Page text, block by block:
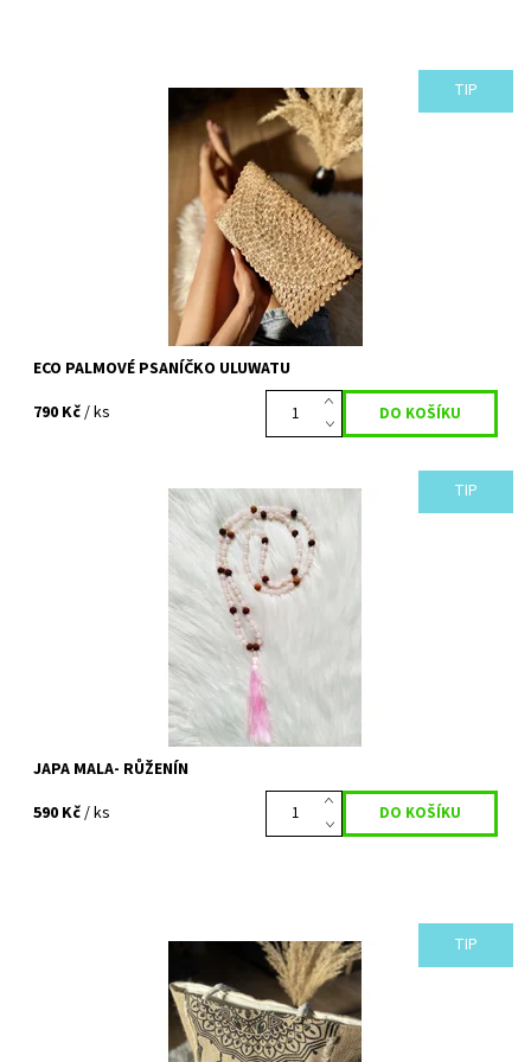
TIP
Trendy letní psaníčko, přírodní béžové barvy, které podtrhne
každý váš outfit. Ruční zpracování dosahuje velmi vysoké kvality
a proces výroby je...
Vyprodáno
ECO PALMOVÉ PSANÍČKO ULUWATU
790 Kč/ ks
TIP
Náhrdelník ve stylu JAPA MALA. Mala je tradiční buddhistická a
hinduistická meditační pomůcka, která je velmi podobná
křesťanskému růženci. Zároveň...
Vyprodáno
JAPA MALA- RŮŽENÍN
590 Kč/ ks
TIP
Krásná přírodní prostorná kabelka s nádherným motivem.
Praktický letní kousek v oblíbeném BOHO stylu, který určitě
oceníte. Vzhledem k velikosti ji...
Vyprodáno